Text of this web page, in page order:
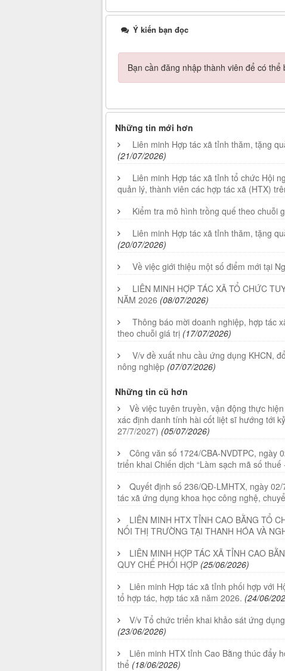
Ý kiến bạn đọc
Bạn cần đăng nhập thành viên để có
Những tin mới hơn
Liên minh Hợp tác xã tỉnh thăm, tặng
(21/07/2026)
Liên minh Hợp tác xã tỉnh tổ chức Hội
quản lý, thành viên các hợp tác xã (HTX)
Kiểm tra mô hình trồng quế theo chuỗi
Liên minh Hợp tác xã tỉnh thăm, tặng
(20/07/2026)
Về việc giới thiệu một số điểm mới tại
LIÊN MINH HỢP TÁC XÃ TỔ CHỨC
NĂM 2026 (08/07/2026)
Thông báo mời doanh nghiệp, hợp tác
theo chuỗi giá trị (17/07/2026)
V/v đề xuất nhu cầu ứng dụng KHCN,
nông nghiệp (07/07/2026)
Những tin cũ hơn
Về việc tuyên truyền, vận động thực
xác định danh tính hài cốt liệt sĩ hướng tới
27/7/2027) (05/07/2026)
Công văn số 1724/CBA-NVDTPC, ngày
triển khai Chiến dịch “Làm sạch mã số
Quyết định số 236/QĐ-LMHTX, ngày
tác xã ứng dụng khoa học công nghệ,
LIÊN MINH HTX TỈNH CAO BẰNG TỔ
NỐI THỊ TRƯỜNG TẠI THANH HÓA VÀ
LIÊN MINH HỢP TÁC XÃ TỈNH CAO
QUY CHẾ PHỐI HỢP (25/06/2026)
Liên minh Hợp tác xã tỉnh phối hợp với
tổ hợp tác, hợp tác xã năm 2026. (24/06/
V/v Tổ chức triển khai khảo sát ứng
(23/06/2026)
Liên minh HTX tỉnh Cao Bằng thúc đẩy
thể (18/06/2026)